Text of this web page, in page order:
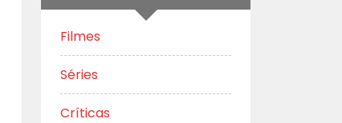
Filmes
Séries
Críticas